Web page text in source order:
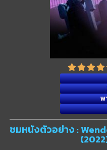
พ
ชมหนังตัวอย่าง :